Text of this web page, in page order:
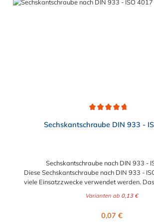
Sechskantschraube DIN 933 -
Sechskantschraube nach DIN 933 -
Diese Sechskantschraube nach DIN 933 -
viele Einsatzzwecke verwendet werden.
wählbar. Die Gewindegröße und
zwischen den Größen M6 x 20 mm bis
Varianten ab 0,13 €
Regulärer Preis:
0,07 €